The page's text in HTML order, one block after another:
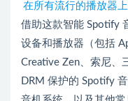
在所有流行的播放器
借助这款智能 Spotify
设备和播放器（包括
Creative Zen、索尼、
DRM 保护的 Spotify